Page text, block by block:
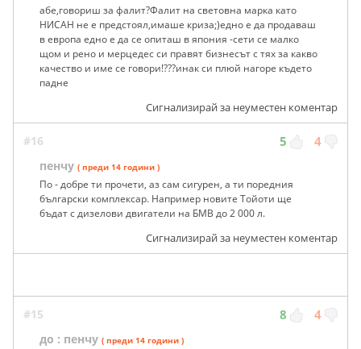
абе,говориш за фалит?Фалит на световна марка като
НИСАН не е предстоял,имаше криза;)едно е да продаваш
в европа едно е да се опиташ в япония -сети се малко
щом и рено и мерцедес си правят бизнесът с тях за какво
качество и име се говори!???инак си плюй нагоре където
падне
Сигнализирай за неуместен коментар
#16 5 4
пенчу ( преди 14 години )
По - добре ти прочети, аз сам сигурен, а ти поредния
български комплексар. Например новите Тойоти ще
бъдат с дизелови двигатели на БМВ до 2 000 л.
Сигнализирай за неуместен коментар
#15 8 4
до : пенчу ( преди 14 години )